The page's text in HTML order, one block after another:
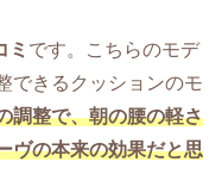
ミ です。こちらのモデ
できるクッションのモ
調整で、朝の腰の軽さ
ヴの本来の効果だと思